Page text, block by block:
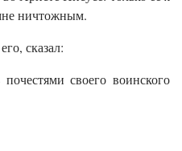
ничтожным.
сказал:
своего воинского